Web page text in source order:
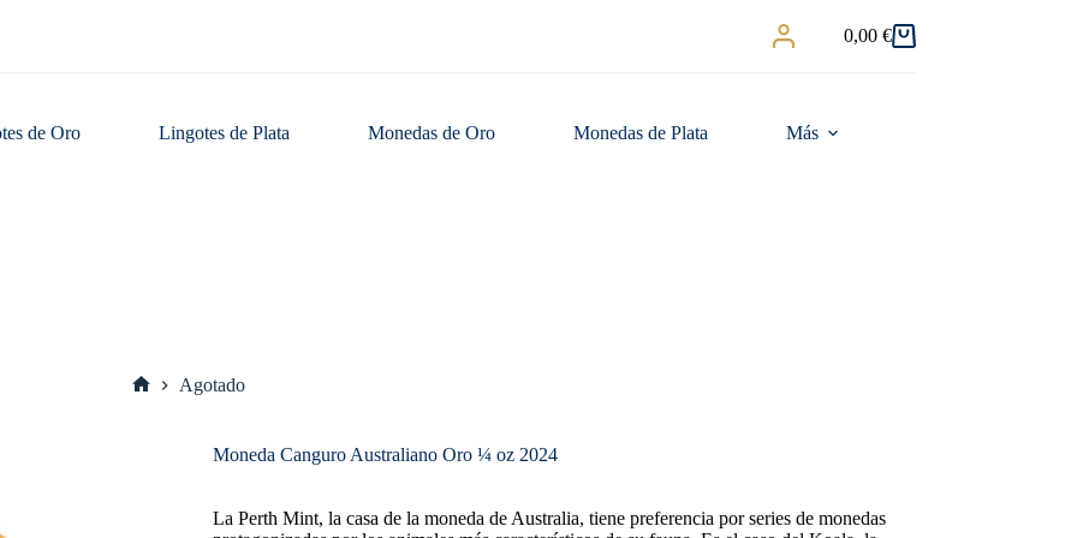
Carro
0,00 €
de Oro Lingotes de Plata Monedas de Oro Monedas de Plata Más
Agotado
Moneda Canguro Australiano Oro ¼ oz 2024
La Perth Mint, la casa de la moneda de Australia, tiene preferencia por series de monedas